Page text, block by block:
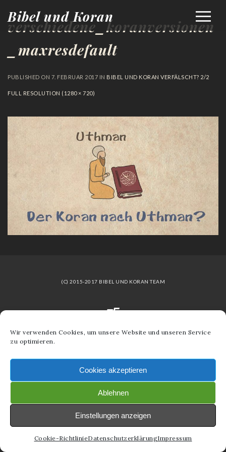
Wir verwenden Cookies, um unsere Website und unseren Service
zu optimieren.
Cookies akzeptieren
Ablehnen
Einstellungen anzeigen
Cookie-RichtlinieDatenschutzerklärungImpressum
Bibel und Koran
verschiedene_koranversionen
_maxresdefault
PUBLISHED ON 7. FEBRUAR 2017 IN BIBEL UND KORAN VERFÄLSCHT? 2/2
FULL RESOLUTION (1280 × 720)
(C) 2015-2017 BIBEL UND KORAN TEAM